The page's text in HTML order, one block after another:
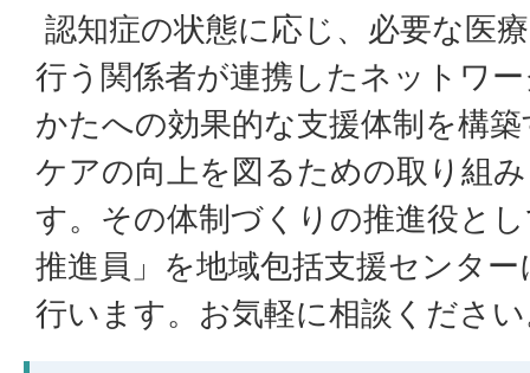
認知症の状態に応じ、必要な医
行う関係者が連携したネットワ
かたへの効果的な支援体制を構
ケアの向上を図るための取り組
す。その体制づくりの推進役と
推進員」を地域包括支援センタ
行います。お気軽に相談くださ